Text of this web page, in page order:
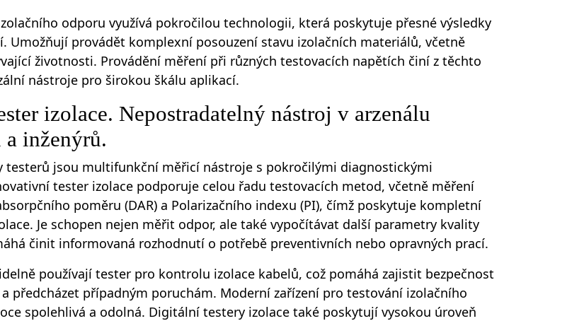
odporu využívá pokročilou technologii, která poskytuje přesné výsledky
Umožňují provádět komplexní posouzení stavu izolačních materiálů, včetně
životnosti. Provádění měření při různých testovacích napětích činí z těchto
nástroje pro širokou škálu aplikací.
izolace. Nepostradatelný nástroj v arzenálu
inženýrů.
testerů jsou multifunkční měřicí nástroje s pokročilými diagnostickými
tester izolace podporuje celou řadu testovacích metod, včetně měření
poměru (DAR) a Polarizačního indexu (PI), čímž poskytuje kompletní
Je schopen nejen měřit odpor, ale také vypočítávat další parametry kvality
činit informovaná rozhodnutí o potřebě preventivních nebo opravných prací.
používají tester pro kontrolu izolace kabelů, což pomáhá zajistit bezpečnost
předcházet případným poruchám. Moderní zařízení pro testování izolačního
spolehlivá a odolná. Digitální testery izolace také poskytují vysokou úroveň